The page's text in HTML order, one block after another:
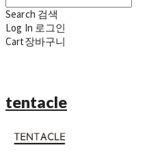
Search 검색
Log In 로그인
Cart장바구니
tentacle